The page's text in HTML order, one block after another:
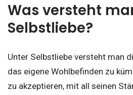
Was versteht
Selbstliebe?
Unter Selbstliebe versteht man
das eigene Wohlbefinden zu
zu akzeptieren, mit all seinen